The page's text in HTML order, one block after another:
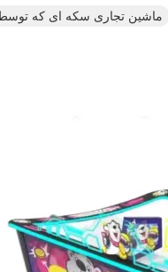
ماشین تجاری سکه ای که توسط